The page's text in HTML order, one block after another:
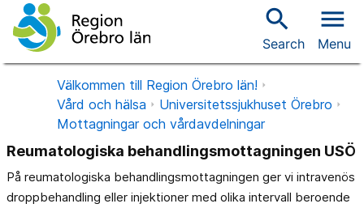
search
Search
menu
Menu
Välkommen till Region Örebro län!
Vård och hälsa
Universitetssjukhuset Örebro
Mottagningar och vårdavdelningar
Reumatologiska behandlingsmottagningen USÖ
På reumatologiska behandlingsmottagningen ger vi intravenös
droppbehandling eller injektioner med olika intervall beroende